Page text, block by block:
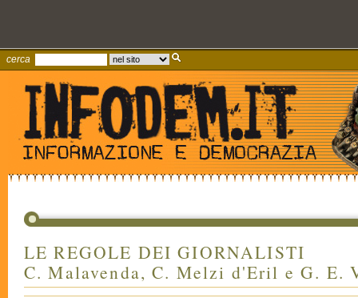
cerca
LE REGOLE DEI GIORNALISTI
C. Malavenda, C. Melzi d'Eril e G. E.